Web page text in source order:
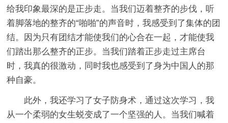
给我印象最深的是正步走。当我们迈着整齐的步伐，听
着脚落地的整齐的“啪啪”的声音时，我感受到了集体的团
结。因为只有团结才能使我们的心合在一起，才能使我
们踏出那么整齐的正步。当我们踏着正步走过主席台
时，我真的很激动，同时我也感受到了身为中国人的那
种自豪。
此外，我还学习了女子防身术，通过这次学习，我
从一个柔弱的女生蜕变成了一个坚强的人。当我们喊着